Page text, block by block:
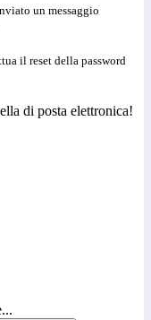
un messaggio
il reset della password
di posta elettronica!